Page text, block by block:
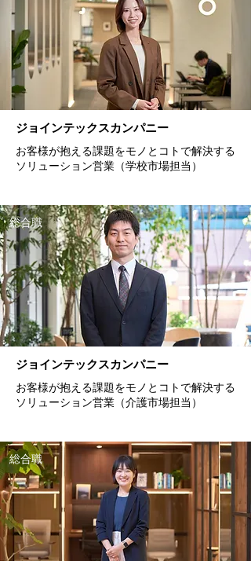
ジョインテックスカンパニー
お客様が抱える課題をモノとコトで解決する
ソリューション営業（学校市場担当）
総合職
ジョインテックスカンパニー
お客様が抱える課題をモノとコトで解決する
ソリューション営業（介護市場担当）
総合職